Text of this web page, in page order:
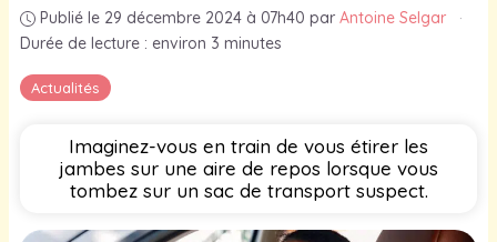
Actualités
Publié le 29 décembre 2024 à 07h40 par Antoine Selgar
·
Durée de lecture : environ 3 minutes
Imaginez-vous en train de vous étirer les
jambes sur une aire de repos lorsque vous
tombez sur un sac de transport suspect.